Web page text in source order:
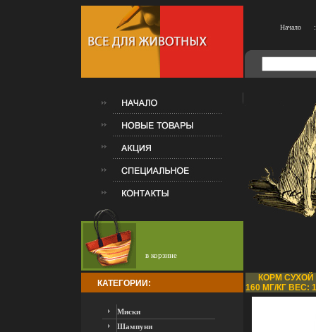
Начало
в корзине
КАТЕГОРИИ:
Миски
Шампуни
КОРМ СУХОЙ
160 МГ/КГ ВЕС: